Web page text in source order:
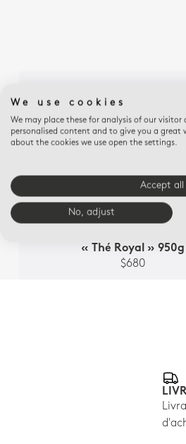
ALBERTINE
« Thé Royal » 950g
$680
We use cookies
We may place these for analysis of our
personalised content and to give you a great
about the cookies we use open the settings.
Accept all
No, adjust